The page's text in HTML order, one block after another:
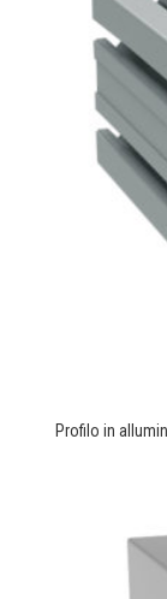
Profilo in